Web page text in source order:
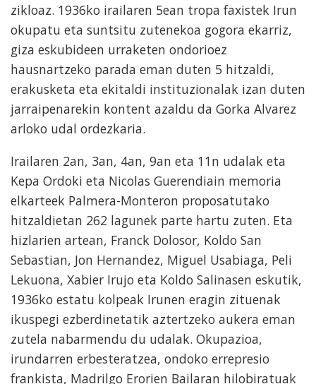
zikloaz. 1936ko irailaren 5ean tropa faxistek Irun
okupatu eta suntsitu zutenekoa gogora ekarriz,
giza eskubideen urraketen ondorioez
hausnartzeko parada eman duten 5 hitzaldi,
erakusketa eta ekitaldi instituzionalak izan duten
jarraipenarekin kontent azaldu da Gorka Alvarez
arloko udal ordezkaria.
Irailaren 2an, 3an, 4an, 9an eta 11n udalak eta
Kepa Ordoki eta Nicolas Guerendiain memoria
elkarteek Palmera-Monteron proposatutako
hitzaldietan 262 lagunek parte hartu zuten. Eta
hizlarien artean, Franck Dolosor, Koldo San
Sebastian, Jon Hernandez, Miguel Usabiaga, Peli
Lekuona, Xabier Irujo eta Koldo Salinasen eskutik,
1936ko estatu kolpeak Irunen eragin zituenak
ikuspegi ezberdinetatik aztertzeko aukera eman
zutela nabarmendu du udalak. Okupazioa,
irundarren erbesteratzea, ondoko errepresio
frankista, Madrilgo Erorien Bailaran hilobiratuak